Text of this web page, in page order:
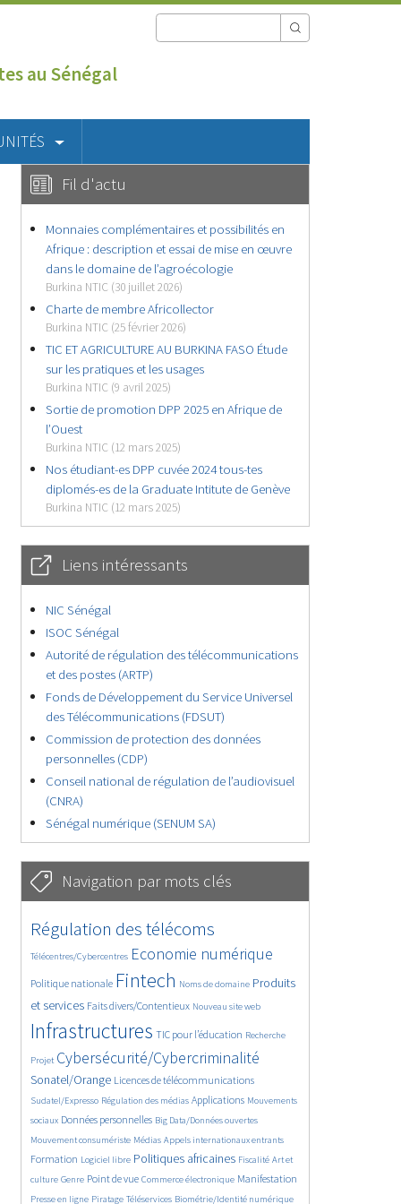
au Sénégal
Fil d'actu
Monnaies complémentaires et possibilités en
Afrique : description et essai de mise en œuvre
dans le domaine de l’agroécologie
Burkina NTIC (30 juillet 2026)
Charte de membre Africollector
Burkina NTIC (25 février 2026)
TIC ET AGRICULTURE AU BURKINA FASO Étude
sur les pratiques et les usages
Burkina NTIC (9 avril 2025)
Sortie de promotion DPP 2025 en Afrique de
l’Ouest
Burkina NTIC (12 mars 2025)
Nos étudiant-es DPP cuvée 2024 tous-tes
diplomés-es de la Graduate Intitute de Genève
Burkina NTIC (12 mars 2025)
Liens intéressants
NIC Sénégal
ISOC Sénégal
Autorité de régulation des télécommunications
et des postes (ARTP)
Fonds de Développement du Service Universel
des Télécommunications (FDSUT)
Commission de protection des données
personnelles (CDP)
Conseil national de régulation de l’audiovisuel
(CNRA)
Sénégal numérique (SENUM SA)
Navigation par mots clés
4602/5650
Régulation des télécoms
367/5650
Télécentres/Cybercentres
3668/5650 Economie numérique
1843/5650
Politique nationale Fintech Noms de domaine Produits
et services
1582/5650 Faits divers/Contentieux
831/5650 Nouveau site web
5650/5650
Infrastructures
1806/5650
TIC pour l’éducation
201/5650
Recherche
246/5650
Projet
3564/5650Cybersécurité/Cybercriminalité
2319/5650
Sonatel/Orange
1624/5650 Licences de télécommunications
279/5650
Sudatel/Expresso
1033/5650 Régulation des médias
1518/5650 Applications
1151/5650
Mouvements
sociaux
1660/5650Données personnelles
140/5650 Big Data/Données ouvertes
612/5650
Mouvement consumériste
375/5650 Médias
670/5650 Appels internationaux entrants
1731/5650
Formation
94/5650 Logiciel libre
2415/5650 Politiques africaines
1070/5650 Fiscalité
173/5650
Art et
culture
586/5650
Genre
1842/5650 Point de vue
1040/5650 Commerce électronique
1519/5650 Manifestation
334/5650
Presse en ligne
127/5650 Piratage
204/5650 Téléservices
1170/5650 Biométrie/Identité numérique
360/5650